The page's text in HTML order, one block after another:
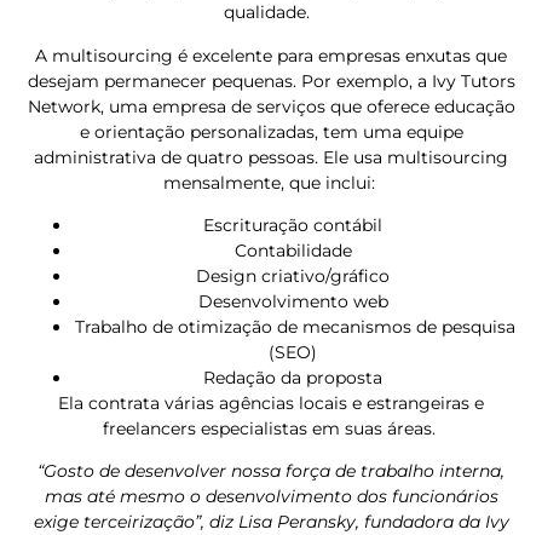
qualidade.
A multisourcing é excelente para empresas enxutas que
desejam permanecer pequenas. Por exemplo, a Ivy Tutors
Network, uma empresa de serviços que oferece educação
e orientação personalizadas, tem uma equipe
administrativa de quatro pessoas. Ele usa multisourcing
mensalmente, que inclui:
Escrituração contábil
Contabilidade
Design criativo/gráfico
Desenvolvimento web
Trabalho de otimização de mecanismos de pesquisa
(SEO)
Redação da proposta
Ela contrata várias agências locais e estrangeiras e
freelancers especialistas em suas áreas.
“Gosto de desenvolver nossa força de trabalho interna,
mas até mesmo o desenvolvimento dos funcionários
exige terceirização”, diz Lisa Peransky, fundadora da Ivy